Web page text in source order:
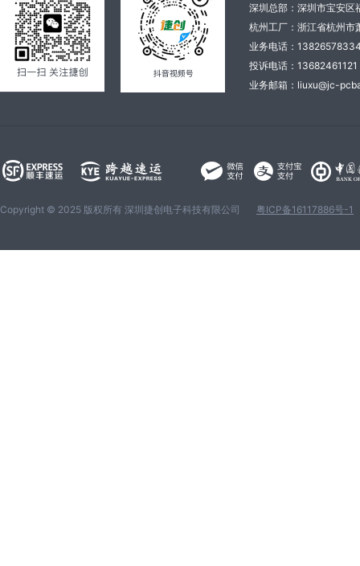
深圳总部：深圳市宝安
杭州工厂：浙江省杭州市
业务电话：
投诉电话：
业务邮箱：liuxu@jc-
Copyright © 2025 版权所有 深圳捷创电子科技有限公司 粤ICP备16117886号-1